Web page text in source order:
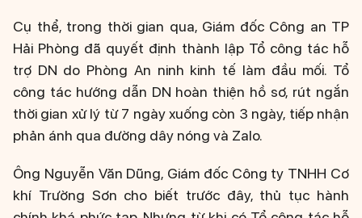
Cụ thể, trong thời gian qua, Giám đốc Công an TP
Hải Phòng đã quyết định thành lập Tổ công tác hỗ
trợ DN do Phòng An ninh kinh tế làm đầu mối. Tổ
công tác hướng dẫn DN hoàn thiện hồ sơ, rút ngắn
thời gian xử lý từ 7 ngày xuống còn 3 ngày, tiếp nhận
phản ánh qua đường dây nóng và Zalo.
Ông Nguyễn Văn Dũng, Giám đốc Công ty TNHH Cơ
khí Trường Sơn cho biết trước đây, thủ tục hành